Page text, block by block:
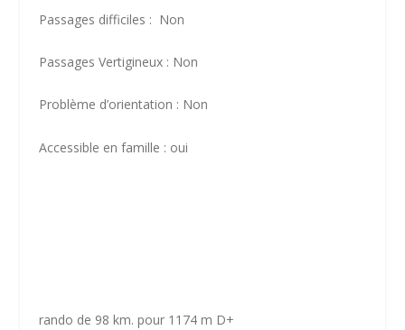
Passages difficiles : Non
Passages Vertigineux : Non
Problème d’orientation : Non
Accessible en famille : oui
rando de 98 km. pour 1174 m D+